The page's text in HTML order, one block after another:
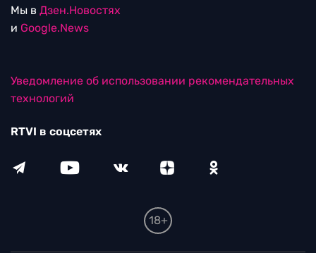
Мы в Дзен.Новостях
и Google.News
Уведомление об использовании рекомендательных
технологий
RTVI в соцсетях
18+